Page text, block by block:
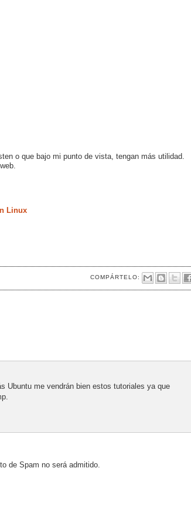
o que bajo mi punto de vista, tengan más utilidad.
Linux
COMPÁRTELO:
Ubuntu me vendrán bien estos tutoriales ya que
de Spam no será admitido.